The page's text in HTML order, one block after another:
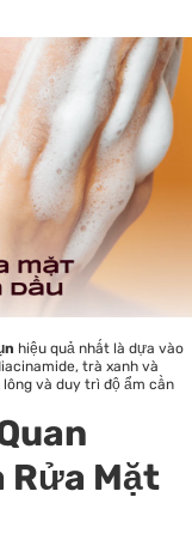
hiệu quả nhất là dựa vào
trà xanh và
và duy trì độ ẩm cần
Rửa Mặt